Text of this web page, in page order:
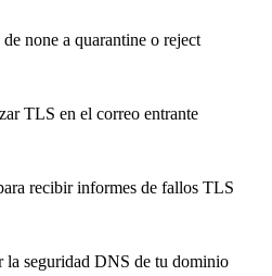
none a quarantine o reject
TLS en el correo entrante
recibir informes de fallos TLS
seguridad DNS de tu dominio